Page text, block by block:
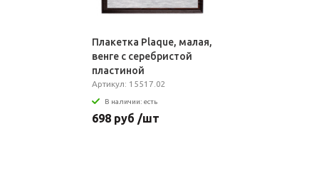
Плакетка Plaque, малая,
венге с серебристой
пластиной
Артикул: 15517.02
В наличии: есть
698 руб /шт